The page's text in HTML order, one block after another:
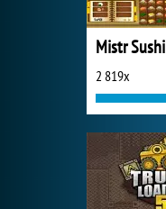
Mistr Sushi
2 819x